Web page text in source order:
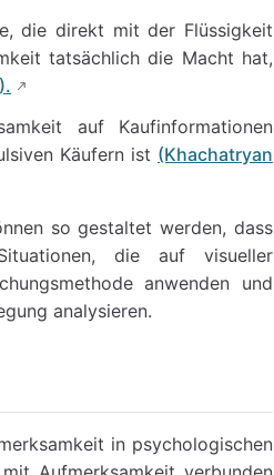
die direkt mit der Flüssigkeit
tatsächlich die Macht hat,
auf Kaufinformationen
Käufern ist (Khachatryan
so gestaltet werden, dass
die auf visueller
anwenden und
analysieren.
in psychologischen